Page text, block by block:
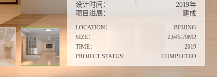
设计时间：
2019年
项目进展：
建成
LOCATION：
BEIJING
SIZE：
2,645.79M2
TIME：
2019
PROJECT STATUS:
COMPLETED